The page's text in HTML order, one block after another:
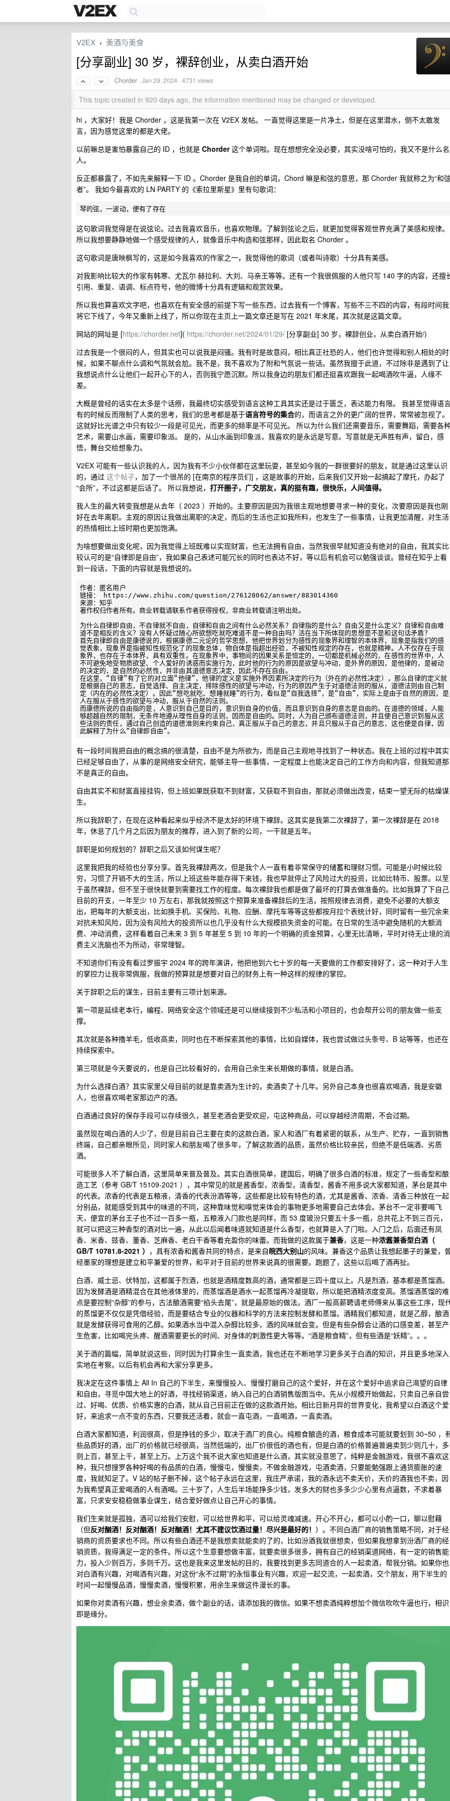
V2EX › 美酒与美食
[分享副业] 30 岁，裸辞创业，从卖白酒开始
Chorder ·Jan 29, 2024 · 4731 views
This topic created in 920 days ago, the information mentioned may be changed or developed.
hi ，大家好！我是 Chorder ，这是我第一次在 V2EX 发帖。 一直觉得这里是一片净土，但是在这里潜水，倒不太敢发
言，因为感觉这里的都是大佬。
以前嘛总是害怕暴露自己的 ID ，也就是 Chorder这个单词啦。现在想想完全没必要，其实没啥可怕的，我又不是什么名
人。
反正都暴露了，不如先来解释一下 ID 。Chorder 是我自创的单词，Chord 嘛是和弦的意思，那 Chorder 我就称之为“和
者”。 我如今最喜欢的 LN·PARTY 的《索拉里斯星》里有句歌词：
这句歌词我觉得是在说弦论。过去我喜欢音乐，也喜欢物理。了解到弦论之后，就更加觉得客观世界充满了美感和规律。
所以我想要静静地做一个感受规律的人，就像音乐中构造和弦那样，因此取名 Chorder 。
这句歌词是唐映枫写的，这是如今我喜欢的作家之一，我觉得他的歌词（或者叫诗歌）十分具有美感。
对我影响比较大的作家有韩寒、尤瓦尔·赫拉利、大刘、马亲王等等。还有一个我很佩服的人他只写 140 字的内容，还擅
引用、重复、语调、标点符号，他的微博十分具有逻辑和观赏效果。
所以我也算喜欢文字吧，也喜欢在有安全感的前提下写一些东西，过去我有一个博客，写些不三不四的内容，有段时间我
将它下线了，今年又重新上线了，所以你现在主页上一篇文章还是写在 2021 年末尾，其次就是这篇文章。
网站的网址是 [https://chorder.net]( https://chorder.net/2024/01/29/ [分享副业] 30 岁，裸辞创业，从卖白酒开始/)
过去我是一个很闷的人，但其实也可以说我是闷骚。我有时是故意闷，相比真正社恐的人，他们也许觉得和别人相处的时
候，如果不聊点什么调和气氛就会尬。我不是，我不喜欢为了附和气氛说一些话。虽然我擅于此道，不过除非是遇到了让
我想说点什么让他们一起开心下的人，否则我宁愿沉默。所以我身边的朋友们都还挺喜欢跟我一起喝酒吹牛逼，人缘不
差。
大概是曾经的话实在太多是个话痨，我最终切实感受到语言这种工具其实还是过于匮乏，表达能力有限。 我甚至觉得语
有的时候反而限制了人类的思考，我们的思考都是基于语言符号的集合的，而语言之外的更广阔的世界，常常被忽视了。
这就好比光谱之中只有较少一段是可见光，而更多的频率是不可见光。 所以为什么我们还需要音乐，需要舞蹈，需要各
艺术，需要山水画，需要印象派。 是的，从山水画到印象派，我喜欢的是永远是写意。写意就是无声胜有声，留白，感
悟，舞台交给想象力。
V2EX 可能有一些认识我的人，因为我有不少小伙伴都在这里玩耍，甚至如今我的一群很要好的朋友，就是通过这里认识
的，通过 这个帖子，加了一个很吊的 [在南京的程序员们] ，这是故事的开始，后来我们又开始一起搞起了摩托，办起了
“会所”，不过这都是后话了。 所以我想说， 打开圈子，广交朋友，真的挺有趣，很快乐，人间值得。
我人生的最大转变我想是从去年（ 2023 ）开始的。主要原因是因为我很主观地想要寻求一种的变化，次要原因是我也刚
好在去年离职。主观的原因让我做出离职的决定，而后的生活也正如我所料，也发生了一些事情，让我更加清醒，对生活
的热情相比上班时期也更加饱满。
为啥想要做出变化呢，因为我觉得上班既难以实现财富，也无法拥有自由，当然我很早就知道没有绝对的自由，我其实比
较认可的是“自律即是自由”，我如果自己表述可能冗长的同时也表达不好，等以后有机会可以勉强谈谈。曾经在知乎上看
到一段话，下面的内容就是我想说的。
作者：匿名用户
链接： https://www.zhihu.com/question/276128062/answer/883014360
来源：知乎
著作权归作者所有。商业转载请联系作者获得授权，非商业转载请注明出处。
为什么自律即自由，不自律就不自由，自律和自由之间有什么必然关系？自律指的是什么？自由又是什么定义？自律和自由难
道不是相反的含义？没有人怀疑过随心所欲想吃就吃难道不是一种自由吗？活在当下所体现的思想是不是和这句话矛盾？
首先自律即自由是康德说的，根据康德二元论的哲学思想，他把世界划分为感性的现象界和理智的本体界，现象是指我们的感
觉表象，现象界是指被知性规范化了的现象总体，物自体是指超出经验，不被知性规定的存在，也就是精神。人不仅存在于现
象界，也存在于本体界，具有双重性。在现象界中，事物间的因果关系是恒定的，一切都是机械必然的，在感性的世界中，人
不可避免地受物质欲望、个人爱好的诱惑而实施行为，此时他的行为的原因是欲望与冲动，是外界的原因，是他律的，是被动
的决定的，是自然的必然性，并非由其道德意志决定，因此不存在自由。
在这里，“自律”有了它的对立面“他律”，他律的定义是实施外界因素所决定的行为（外在的必然性决定），那么自律的定义就
是根据自己的意志，自觉选择、自主决定，排除感性的欲望与冲动，行为的原因产生于对道德法则的服从，道德法则由自己制
定（内在的必然性决定）。因此“想吃就吃、想睡就睡”的行为，看似是“自我选择”，是“自由”，实际上是由于自然的原因，是
人在服从于感性的欲望与冲动，服从于自然的法则。
而康德所说的自由指的是，人意识到自己是目的，意识到自身的价值，而且意识到自身的意志是自由的。在道德的领域，人能
够超越自然的限制，无条件地遵从理性自身的法则，因而是自由的。同时，人为自己颁布道德法则，并且使自己意识到服从这
些法则的责任，通过自己创造的道德准则来约束自己，真正服从于自己的意志，并且只服从于自己的意志，这也便是自律，因
有一段时间我把自由的概念搞的很清楚，自由不是为所欲为，而是自己主观地寻找到了一种状态。我在上班的过程中其实
已经足够自由了，从事的是网络安全研究，能够主导一些事情，一定程度上也能决定自己的工作方向和内容，但我知道那
不是真正的自由。
自由其实不和财富直接挂钩，但上班如果既获取不到财富，又获取不到自由，那就必须做出改变，结束一望无际的枯燥谋
生。
所以我辞职了，在现在这种看起来似乎经济不是太好的环境下裸辞。这其实是我第二次裸辞了，第一次裸辞是在 2018
年，休息了几个月之后因为朋友的推荐，进入到了新的公司，一干就是五年。
辞职是如何规划的？辞职之后又该如何谋生呢？
这里我把我的经验也分享分享。首先我裸辞两次，但是我个人一直有着非常保守的储蓄和理财习惯。可能是小时候比较
穷，习惯了开销不大的生活，所以上班这些年能存得下来钱，我也早就停止了风险过大的投资，比如比特币、股票。以至
于虽然裸辞，但不至于很快就要到需要找工作的程度。每次裸辞我也都是做了最坏的打算去做准备的。比如我算了下自己
目前的开支，一年至少 10 万左右，那我就按照这个预算来准备裸辞后的生活，按照规律去消费，避免不必要的大额支
出，把每年的大额支出，比如换手机、买保险、礼物、应酬、摩托车等等这些都按月拉个表统计好，同时留有一些冗余来
对抗未知风险，因为没有风险大的投资所以也几乎没有什么大规模损失资金的可能。在日常的生活中避免随机的大额消
费、冲动消费，这样看着自己未来 3 到 5 年甚至 5 到 10 年的一个明确的资金预算，心里无比清晰，平时对待无止境的消
费主义洗脑也不为所动，非常理智。
不知道你们有没有看过罗振宇 2024 年的跨年演讲，他把他到六七十岁的每一天要做的工作都安排好了，这一种对于人生
的掌控力让我非常佩服，我做的预算就是想要对自己的财务上有一种这样的规律的掌控。
关于辞职之后的谋生，目前主要有三项计划来源。
第一项是延续老本行，编程、网络安全这个领域还是可以继续接到不少私活和小项目的，也会帮开公司的朋友做一些支
撑。
其次就是各种撸羊毛，低收高卖，同时也在不断探索其他的事情，比如自媒体，我也尝试做过头条号、B 站等等，也还在
持续探索中。
第三项就是今天要说的，也是自己比较看好的，会用自己余生来长期做的事情，就是白酒。
为什么选择白酒？其实家里父母目前的就是靠卖酒为生计的，卖酒卖了十几年。另外自己本身也很喜欢喝酒，我是安徽
人，也很喜欢喝老家那边产的酒。
白酒通过良好的保存手段可以存续很久，甚至老酒会更受欢迎，屯这种商品，可以穿越经济周期，不会过期。
虽然现在喝白酒的人少了，但是目前自己主要在卖的这款白酒，家人和酒厂有着紧密的联系，从生产、贮存，一直到销售
终端，自己都亲眼所见，同时家人和朋友喝了很多年，了解这款酒的品质，虽然价格比较亲民，但绝不是低端酒、劣质
酒。
可能很多人不了解白酒，这里简单来普及普及。其实白酒很简单，建国后，明确了很多白酒的标准，规定了一些香型和酿
造工艺（参考 GB/T 15109-2021 ），其中常见的就是酱香型，浓香型，清香型，酱香不用多说大家都知道，茅台是其中
的代表。浓香的代表是五粮液，清香的代表汾酒等等，这些都是比较有特色的酒，尤其是酱香、浓香、清香三种放在一起
分别品，就能感受到其中的味道的不同，这种靠味觉和嗅觉来体会的事物更多地需要自己去体会。茅台不一定非要喝飞
天，便宜的茅台王子也不过一百多一瓶，五粮液入门款也是同样，而 53 度玻汾只要五十多一瓶，总共花上不到三百元，
就可以把这三种香型的酒对比一遍，从此以后闻着味道就知道是什么香型，也就算是入了门啦。入门之后，后面还有凤
香、米香、豉香、董香、芝麻香、老白干香等着充盈你的味蕾。而我做的这款属于兼香，这是一种浓酱兼香型白酒（
GB/T 10781.8-2021 ） ，具有浓香和酱香共同的特点，是来自皖西大别山的风味。兼香这个品质让我想起墨子的兼爱，
经墨家的理想是建立和平兼爱的世界，和平对于目前的世界来说真的很需要。跑题了，这些以后喝了酒再扯。
白酒、威士忌、伏特加，这都属于烈酒，也就是酒精度数高的酒，通常都是三四十度以上。凡是烈酒，基本都是蒸馏酒。
因为发酵酒是酒精混合在其他液体里的，而蒸馏酒是酒水一起蒸馏再冷凝提取，所以能把酒精浓度变高。蒸馏酒蒸馏的难
点是要控制“杂醇”的参与，古法酿酒需要“掐头去尾”，就是最原始的做法。酒厂一般高薪聘请老师傅来从事这些工序，现
的蒸馏更不仅仅是凭借经验，而是要结合专业的仪器和科学的方法来控制发酵和蒸馏。酒精我们都知道，就是乙醇，酿酒
就是发酵获得可食用的乙醇。如果酒水当中混入杂醇比较多，酒的风味就会变。但是有些杂醇会让酒的口感变差，甚至产
生危害，比如喝完头疼、醒酒需要更长的时间、对身体的刺激性更大等等。“酒是粮食精”，但有些酒是“妖精”。。。
关于酒的篇幅，简单就说这些，同时因为打算余生一直卖酒，我也还在不断地学习更多关于白酒的知识，并且更多地深入
实地在考察。以后有机会再和大家分享更多。
我决定在这件事情上 All In 自己的下半生，来慢慢投入、慢慢打磨自己的这个爱好，并在这个爱好中追求自己渴望的自律
和自由，寻觅中国大地上的好酒，寻找经销渠道，纳入自己的白酒销售版图当中。先从小规模开始做起，只卖自己亲自尝
过、好喝、优质、价格实惠的白酒，就从自己目前正在做的这款酒开始。相比日新月异的世界变化，我希望以白酒这个爱
好，来追求一点不变的东西，只要我还活着，就会一直屯酒，一直喝酒，一直卖酒。
白酒大家都知道，利润很高，但是挣钱的多少，取决于酒厂的良心。纯粮食酿造的酒，粮食成本可能就要划到 30~50 ，
些品质好的酒，出厂的价格就已经很高，当然低端的，出厂价很低的酒也有，但是白酒的价格普遍普遍卖到少则几十，多
则上百，甚至上千，甚至上万。上万这个我不说大家也知道是什么酒，其实就没意思了，纯粹是金融游戏，我很不喜欢这
种，我只想搜罗各种好喝的有品质的白酒，慢慢屯，慢慢卖，不做金融游戏，屯酒卖酒，只要能勉强跟上通货膨胀的速
度，我就知足了。V 站的帖子删不掉，这个帖子永远在这里，我庄严承诺，我的酒永远不卖天价，天价的酒我也不卖，因
为我希望真正爱喝酒的人有酒喝。三十岁了，人生后半场能挣多少钱，发多大的财也多多少少心里有点逼数，不求着暴
富，只求安安稳稳做事业谋生，结合爱好做点让自己开心的事情。
我们生来就是孤独，酒可以给我们安慰，可以给世界和平，可以给灵魂减速。开心不开心，都可以小酌一口，聊以慰藉
（但反对酗酒！反对酗酒！反对酗酒！尤其不建议饮酒过量！尽兴是最好的！ ）。不同白酒厂商的销售策略不同，对于经
销商的资质要求也不同。所以有些白酒还不是我想卖就能卖的了的，比如汾酒我就很想卖，但如果我想拿到汾酒厂商的经
销资质，我得满足一定的条件。所以这个生意要想做丰富，就要卖很多很多，拥有自己的经销渠道网络，有一定的销售能
力，投入少则百万，多则千万。这也是我来这里发帖的目的，我要找到更多志同道合的人一起卖酒，帮我分销。如果你也
对白酒有兴趣，对喝酒有兴趣，对这份“永不过期”的永恒事业有兴趣，欢迎一起交流，一起卖酒，交个朋友，用下半生的
时间一起慢慢品酒，慢慢卖酒，慢慢积累，用余生来做这件漫长的事。
如果你对卖酒有兴趣，想业余卖酒，做个副业的话，请添加我的微信。如果不想卖酒纯粹想加个微信吹吹牛逼也行，相识
即是缘分。